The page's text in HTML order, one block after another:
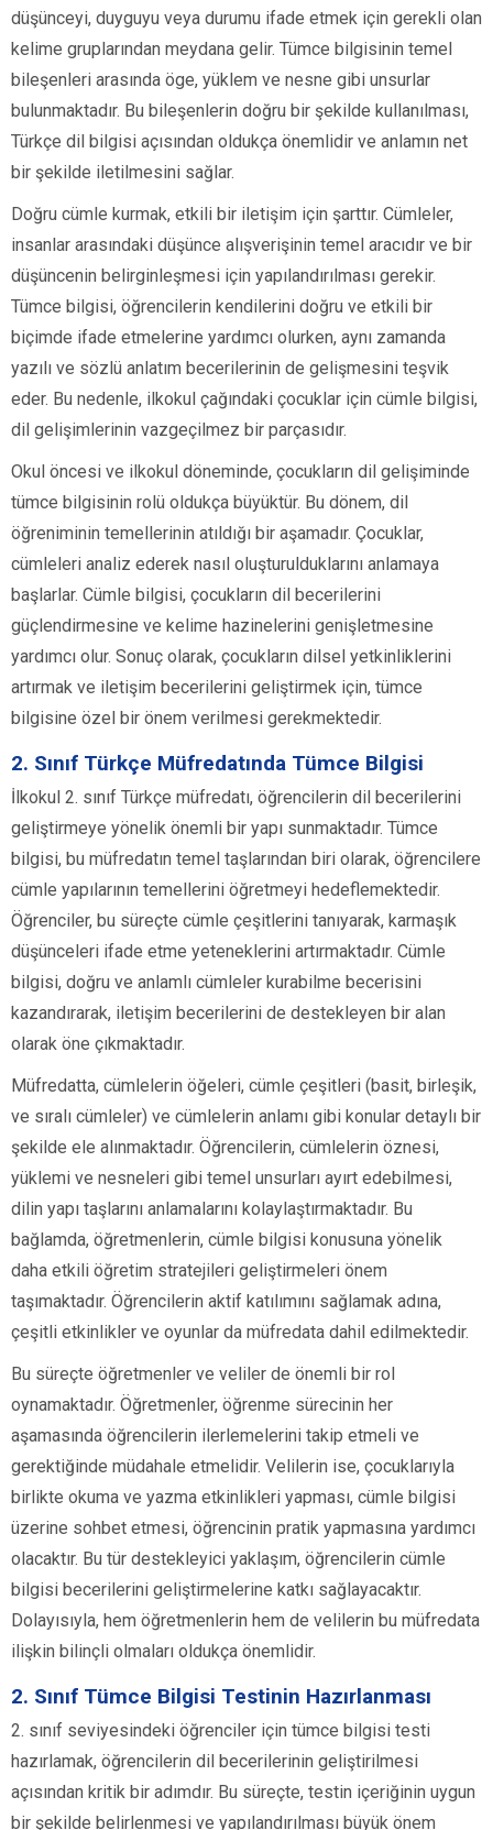
düşünceyi, duyguyu veya durumu ifade etmek için gerekli olan
kelime gruplarından meydana gelir. Tümce bilgisinin temel
bileşenleri arasında öge, yüklem ve nesne gibi unsurlar
bulunmaktadır. Bu bileşenlerin doğru bir şekilde kullanılması,
Türkçe dil bilgisi açısından oldukça önemlidir ve anlamın net
bir şekilde iletilmesini sağlar.
Doğru cümle kurmak, etkili bir iletişim için şarttır. Cümleler,
insanlar arasındaki düşünce alışverişinin temel aracıdır ve bir
düşüncenin belirginleşmesi için yapılandırılması gerekir.
Tümce bilgisi, öğrencilerin kendilerini doğru ve etkili bir
biçimde ifade etmelerine yardımcı olurken, aynı zamanda
yazılı ve sözlü anlatım becerilerinin de gelişmesini teşvik
eder. Bu nedenle, ilkokul çağındaki çocuklar için cümle bilgisi,
dil gelişimlerinin vazgeçilmez bir parçasıdır.
Okul öncesi ve ilkokul döneminde, çocukların dil gelişiminde
tümce bilgisinin rolü oldukça büyüktür. Bu dönem, dil
öğreniminin temellerinin atıldığı bir aşamadır. Çocuklar,
cümleleri analiz ederek nasıl oluşturulduklarını anlamaya
başlarlar. Cümle bilgisi, çocukların dil becerilerini
güçlendirmesine ve kelime hazinelerini genişletmesine
yardımcı olur. Sonuç olarak, çocukların dilsel yetkinliklerini
artırmak ve iletişim becerilerini geliştirmek için, tümce
bilgisine özel bir önem verilmesi gerekmektedir.
2. Sınıf Türkçe Müfredatında Tümce Bilgisi
İlkokul 2. sınıf Türkçe müfredatı, öğrencilerin dil becerilerini
geliştirmeye yönelik önemli bir yapı sunmaktadır. Tümce
bilgisi, bu müfredatın temel taşlarından biri olarak, öğrencilere
cümle yapılarının temellerini öğretmeyi hedeflemektedir.
Öğrenciler, bu süreçte cümle çeşitlerini tanıyarak, karmaşık
düşünceleri ifade etme yeteneklerini artırmaktadır. Cümle
bilgisi, doğru ve anlamlı cümleler kurabilme becerisini
kazandırarak, iletişim becerilerini de destekleyen bir alan
olarak öne çıkmaktadır.
Müfredatta, cümlelerin öğeleri, cümle çeşitleri (basit, birleşik,
ve sıralı cümleler) ve cümlelerin anlamı gibi konular detaylı bir
şekilde ele alınmaktadır. Öğrencilerin, cümlelerin öznesi,
yüklemi ve nesneleri gibi temel unsurları ayırt edebilmesi,
dilin yapı taşlarını anlamalarını kolaylaştırmaktadır. Bu
bağlamda, öğretmenlerin, cümle bilgisi konusuna yönelik
daha etkili öğretim stratejileri geliştirmeleri önem
taşımaktadır. Öğrencilerin aktif katılımını sağlamak adına,
çeşitli etkinlikler ve oyunlar da müfredata dahil edilmektedir.
Bu süreçte öğretmenler ve veliler de önemli bir rol
oynamaktadır. Öğretmenler, öğrenme sürecinin her
aşamasında öğrencilerin ilerlemelerini takip etmeli ve
gerektiğinde müdahale etmelidir. Velilerin ise, çocuklarıyla
birlikte okuma ve yazma etkinlikleri yapması, cümle bilgisi
üzerine sohbet etmesi, öğrencinin pratik yapmasına yardımcı
olacaktır. Bu tür destekleyici yaklaşım, öğrencilerin cümle
bilgisi becerilerini geliştirmelerine katkı sağlayacaktır.
Dolayısıyla, hem öğretmenlerin hem de velilerin bu müfredata
ilişkin bilinçli olmaları oldukça önemlidir.
2. Sınıf Tümce Bilgisi Testinin Hazırlanması
2. sınıf seviyesindeki öğrenciler için tümce bilgisi testi
hazırlamak, öğrencilerin dil becerilerinin geliştirilmesi
açısından kritik bir adımdır. Bu süreçte, testin içeriğinin uygun
bir şekilde belirlenmesi ve yapılandırılması büyük önem